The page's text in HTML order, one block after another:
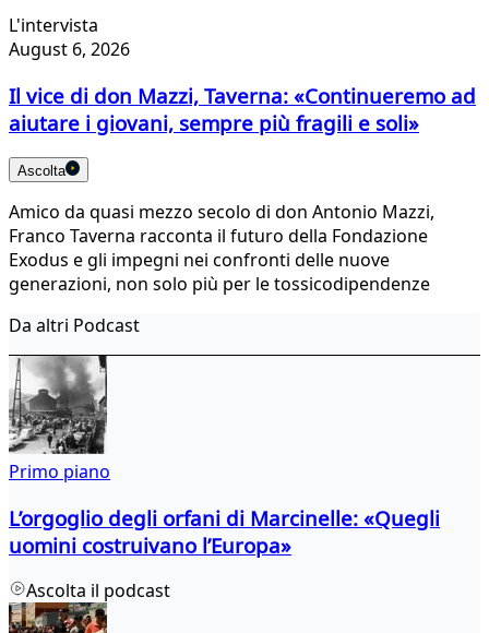
L'intervista
August 6, 2026
Il vice di don Mazzi, Taverna: «Continueremo ad
aiutare i giovani, sempre più fragili e soli»
Ascolta
Amico da quasi mezzo secolo di don Antonio Mazzi,
Franco Taverna racconta il futuro della Fondazione
Exodus e gli impegni nei confronti delle nuove
generazioni, non solo più per le tossicodipendenze
Da altri Podcast
Primo piano
L’orgoglio degli orfani di Marcinelle: «Quegli
uomini costruivano l’Europa»
Ascolta il podcast